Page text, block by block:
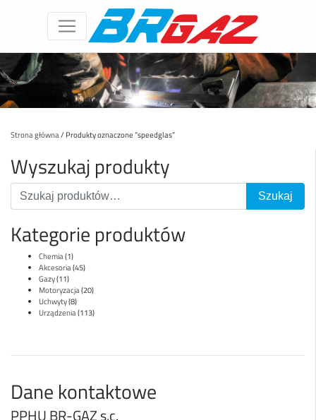
Strona główna/ Produkty oznaczone “speedglas”
Wyszukaj produkty
Kategorie produktów
Chemia(1)
Akcesoria(45)
Gazy(11)
Motoryzacja(20)
Uchwyty(8)
Urządzenia(113)
Dane kontaktowe
PPHU BR-GAZ s.c.